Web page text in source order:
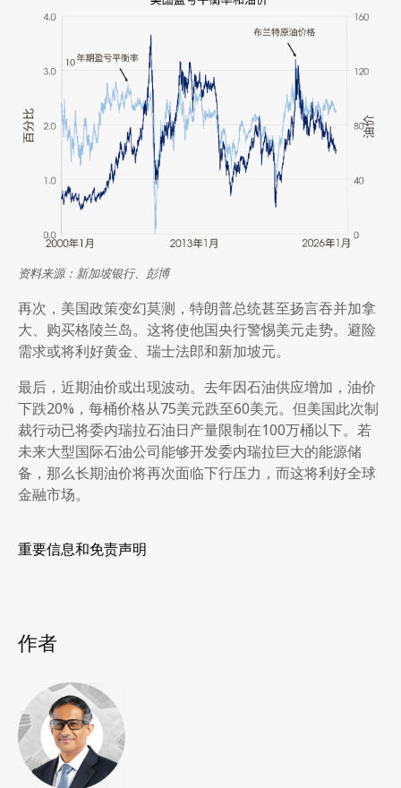
资料来源：新加坡银行、彭博
再次，美国政策变幻莫测，特朗普总统甚至扬言吞并加拿
大、购买格陵兰岛。这将使他国央行警惕美元走势。避险
需求或将利好黄金、瑞士法郎和新加坡元。
最后，近期油价或出现波动。去年因石油供应增加，油价
下跌20%，每桶价格从75美元跌至60美元。但美国此次制
裁行动已将委内瑞拉石油日产量限制在100万桶以下。若
未来大型国际石油公司能够开发委内瑞拉巨大的能源储
备，那么长期油价将再次面临下行压力，而这将利好全球
金融市场。
重要信息和免责声明
作者